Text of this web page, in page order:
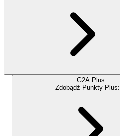
G2A Plus
Zdobądź Punkty Plus: